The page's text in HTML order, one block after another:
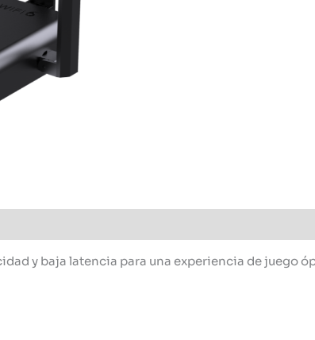
y baja latencia para una experiencia de juego